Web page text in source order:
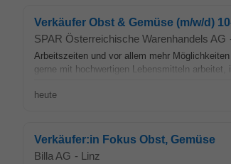
Verkäufer Obst & Gemüse (m/w/d)
SPAR Österreichische Warenhandels AG
Arbeitszeiten und vor allem mehr
gerne mit hochwertigen Lebensmitteln
heute
Verkäufer:in Fokus Obst, Gemüse
Billa AG - Linz